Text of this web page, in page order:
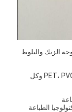
الزنك والبلوط
الاصطناعية ورقة، الفضة PET، PVC، Mercery، Tetoron وكل
الطباعة